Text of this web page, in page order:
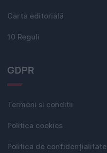
Carta editorială
10 Reguli
GDPR
Termeni si conditii
Politica cookies
Politica de confidențialitate